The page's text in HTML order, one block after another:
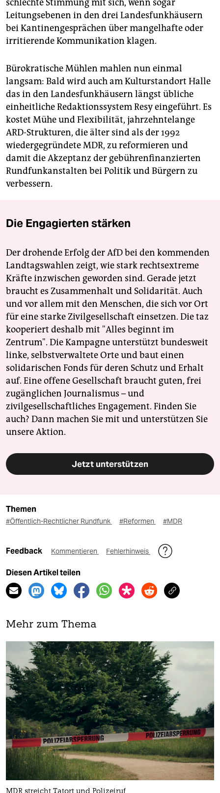
schlechte Stimmung mit sich, wenn sogar
Leitungsebenen in den drei Landesfunkhäusern
bei Kantinengesprächen über mangelhafte oder
irritierende Kommunikation klagen.
Bürokratische Mühlen mahlen nun einmal
langsam: Bald wird auch am Kulturstandort Halle
das in den Landesfunkhäusern längst übliche
einheitliche Redaktionssystem Resy eingeführt. Es
kostet Mühe und Flexibilität, jahrzehntelange
ARD-Strukturen, die älter sind als der 1992
wiedergegründete MDR, zu reformieren und
damit die Akzeptanz der gebührenfinanzierten
Rundfunkanstalten bei Politik und Bürgern zu
verbessern.
Die Engagierten stärken
Der drohende Erfolg der AfD bei den kommenden
Landtagswahlen zeigt, wie stark rechtsextreme
Kräfte inzwischen geworden sind. Gerade jetzt
braucht es Zusammenhalt und Solidarität. Auch
und vor allem mit den Menschen, die sich vor Ort
für eine starke Zivilgesellschaft einsetzen. Die taz
kooperiert deshalb mit "Alles beginnt im
Zentrum". Die Kampagne unterstützt bundesweit
linke, selbstverwaltete Orte und baut einen
solidarischen Fonds für deren Schutz und Erhalt
auf. Eine offene Gesellschaft braucht guten, frei
zugänglichen Journalismus – und
zivilgesellschaftliches Engagement. Finden Sie
auch? Dann machen Sie mit und unterstützen Sie
unsere Aktion.
Jetzt unterstützen
Themen
#Öffentlich-Rechtlicher Rundfunk #Reformen #MDR
Feedback Kommentieren Fehlerhinweis
Diesen Artikel teilen
Mehr zum Thema